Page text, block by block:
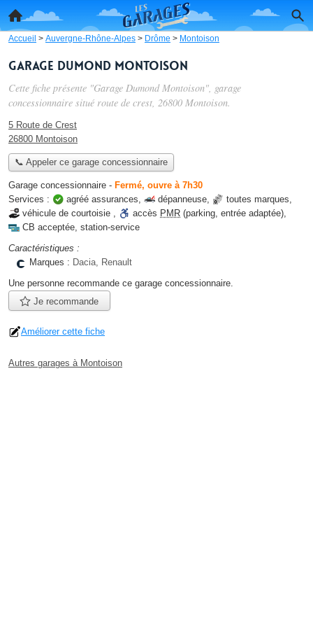
Accueil > Auvergne-Rhône-Alpes > Drôme > Montoison
Garage Dumond Montoison
Cette fiche présente "Garage Dumond Montoison", garage
concessionnaire situé route de crest, 26800 Montoison.
5 Route de Crest
26800 Montoison
📞 Appeler ce garage concessionnaire
Garage concessionnaire - Fermé, ouvre à 7h30
Services :
agréé assurances, dépanneuse, toutes marques,
véhicule de courtoisie , accès PMR (parking, entrée adaptée),
CB acceptée, station-service
Caractéristiques :
Marques : Dacia, Renault
Une personne recommande ce garage concessionnaire.
Je recommande
Améliorer cette fiche
Autres garages à Montoison